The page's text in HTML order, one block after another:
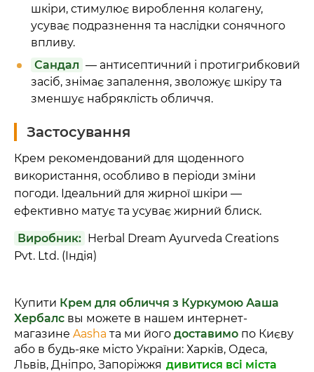
шкіри, стимулює вироблення колагену,
усуває подразнення та наслідки сонячного
впливу.
Сандал — антисептичний і протигрибковий
засіб, знімає запалення, зволожує шкіру та
зменшує набряклість обличчя.
Застосування
Крем рекомендований для щоденного
використання, особливо в періоди зміни
погоди. Ідеальний для жирної шкіри —
ефективно матує та усуває жирний блиск.
Виробник: Herbal Dream Ayurveda Creations
Pvt. Ltd. (Індія)
Купити Крем для обличчя з Куркумою Ааша
Хербалс вы можете в нашем интернет-
магазине Aasha та ми його доставимо по Києву
або в будь-яке місто України: Харків, Одеса,
Львів, Дніпро, Запоріжжя дивитися всі міста